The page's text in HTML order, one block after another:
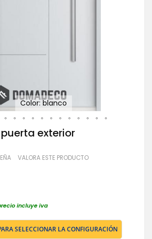
Color: blanco
exterior
VALORA ESTE PRODUCTO
incluye iva
SELECCIONAR LA CONFIGURACIÓN